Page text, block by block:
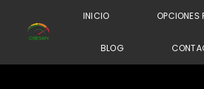
INICIO OPCIONES
BLOG